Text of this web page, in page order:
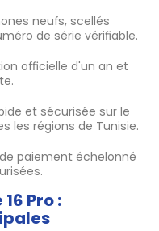
neufs, scellés
de série vérifiable.
officielle d'un an et
et sécurisée sur le
les régions de Tunisie.
paiement échelonné
Pro :